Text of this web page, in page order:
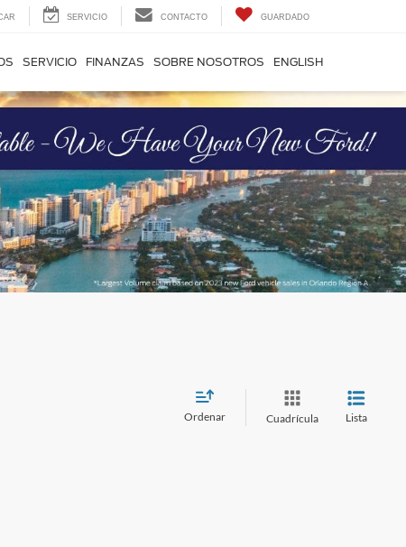
SERVICIO CONTACTO GUARDADO
SERVICIO FINANZAS SOBRE NOSOTROS ENGLISH
Ordenar Cuadrícula Lista